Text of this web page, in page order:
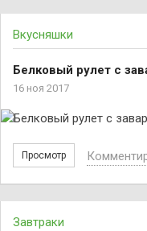
Вкусняшки
Белковый рулет с
16 ноя 2017
Просмотр
Завтраки